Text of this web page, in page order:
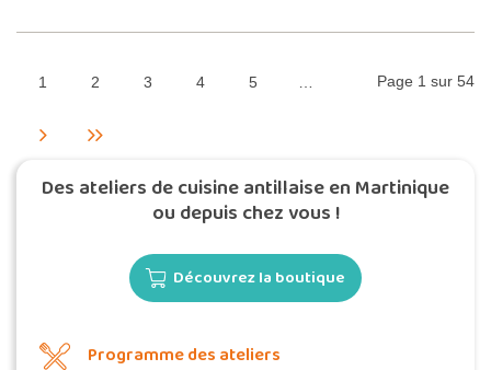
Page 1 sur 54
1 2 3 4 5
Des ateliers de cuisine antillaise en Martinique
ou depuis chez vous !
Découvrez la boutique
Programme des ateliers